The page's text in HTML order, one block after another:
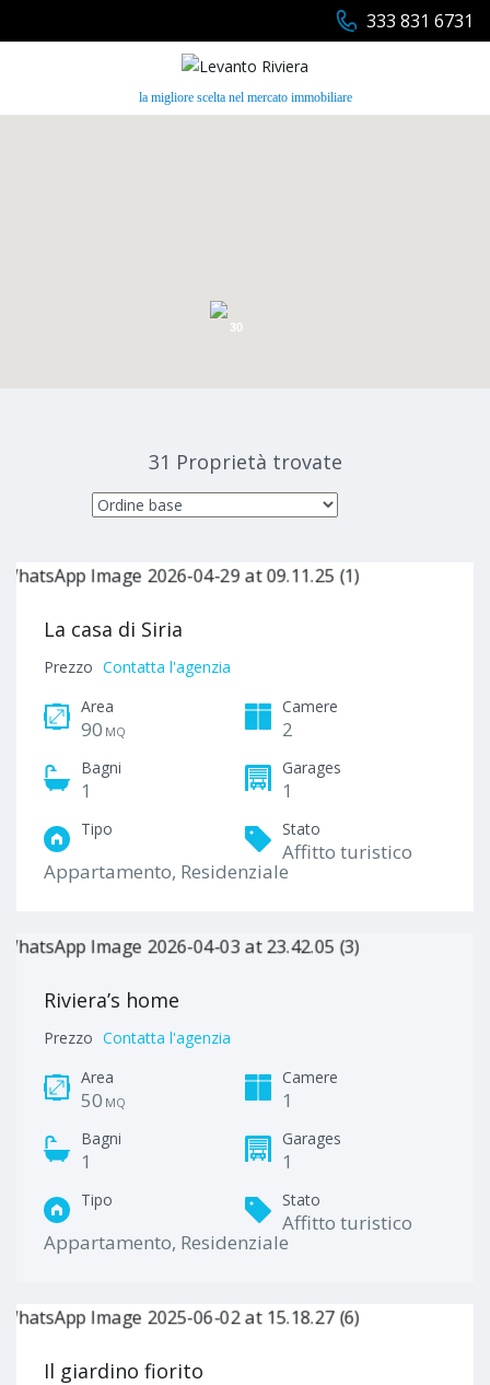
333 831 6731
la migliore scelta nel mercato immobiliare
30
31 Proprietà trovate
La casa di Siria
Prezzo Contatta l'agenzia
Area
90 MQ
Camere
2
Bagni
1
Garages
1
Tipo
Appartamento, Residenziale
Stato
Affitto turistico
Riviera’s home
Prezzo Contatta l'agenzia
Area
50 MQ
Camere
1
Bagni
1
Garages
1
Tipo
Appartamento, Residenziale
Stato
Affitto turistico
Il giardino fiorito